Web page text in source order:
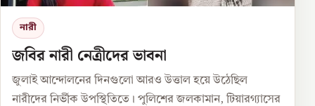
নারী
জবির নারী নেত্রীদের ভাবনা
জুলাই আন্দোলনের দিনগুলো আরও উত্তাল হয়ে উঠেছিল
নারীদের নির্ভীক উপস্থিতিতে। পুলিশের জলকামান, টিয়ারগ্যাসের